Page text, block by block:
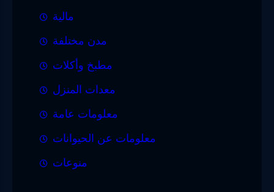
مالية
مدن مختلفة
مطبخ وأكلات
معدات المنزل
معلومات عامة
معلومات عن الحيوانات
منوعات